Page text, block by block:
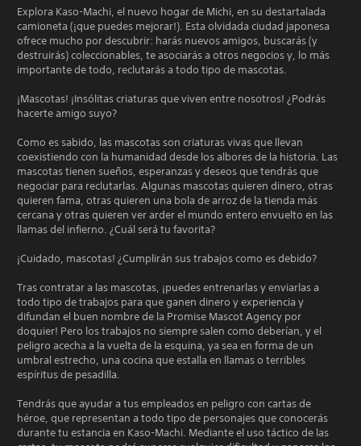
Explora Kaso-Machi, el nuevo hogar de Michi, en su destartalada
camioneta (¡que puedes mejorar!). Esta olvidada ciudad japonesa
ofrece mucho por descubrir: harás nuevos amigos, buscarás (y
destruirás) coleccionables, te asociarás a otros negocios y, lo más
importante de todo, reclutarás a todo tipo de mascotas.
¡Mascotas! ¡Insólitas criaturas que viven entre nosotros! ¿Podrás
hacerte amigo suyo?
Como es sabido, las mascotas son criaturas vivas que llevan
coexistiendo con la humanidad desde los albores de la historia. Las
mascotas tienen sueños, esperanzas y deseos que tendrás que
negociar para reclutarlas. Algunas mascotas quieren dinero, otras
quieren fama, otras quieren una bola de arroz de la tienda más
cercana y otras quieren ver arder el mundo entero envuelto en las
llamas del infierno. ¿Cuál será tu favorita?
¡Cuidado, mascotas! ¿Cumplirán sus trabajos como es debido?
Tras contratar a las mascotas, ¡puedes entrenarlas y enviarlas a
todo tipo de trabajos para que ganen dinero y experiencia y
difundan el buen nombre de la Promise Mascot Agency por
doquier! Pero los trabajos no siempre salen como deberían, y el
peligro acecha a la vuelta de la esquina, ya sea en forma de un
umbral estrecho, una cocina que estalla en llamas o terribles
espíritus de pesadilla.
Tendrás que ayudar a tus empleados en peligro con cartas de
héroe, que representan a todo tipo de personajes que conocerás
durante tu estancia en Kaso-Machi. Mediante el uso táctico de las